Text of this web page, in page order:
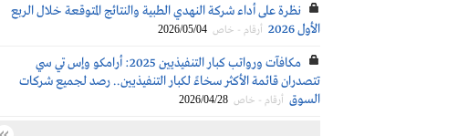
نظرة على أداء شركة النهدي الطبية والنتائج المتوقعة خلال الربع
الأول 2026
أرقام - خاص 2026/05/04
مكافآت ورواتب كبار التنفيذيين 2025: أرامكو وإس تي سي
تتصدران قائمة الأكثر سخاءً لكبار التنفيذيين.. رصد لجميع شركات
السوق أرقام - خاص 2026/04/28